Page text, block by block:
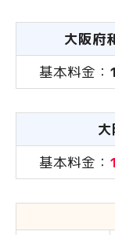
大阪府
基本料金：
基本料金：